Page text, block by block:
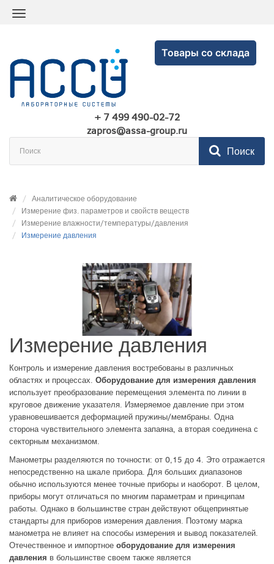
Товары со склада
+ 7 499 490-02-72
zapros@assa-group.ru
Поиск
Аналитическое оборудование
Измерение физ. параметров и свойств веществ
Измерение влажности/температуры/давления
Измерение давления
Измерение давления
Контроль и измерение давления востребованы в различных
областях и процессах. Оборудование для измерения давления
использует преобразование перемещения элемента по линии в
круговое движение указателя. Измеряемое давление при этом
уравновешивается деформацией пружины/мембраны. Одна
сторона чувствительного элемента запаяна, а вторая соединена с
секторным механизмом.
Манометры разделяются по точности: от 0,15 до 4. Это отражается
непосредственно на шкале прибора. Для больших диапазонов
обычно используются менее точные приборы и наоборот. В целом,
приборы могут отличаться по многим параметрам и принципам
работы. Однако в большинстве стран действуют общепринятые
стандарты для приборов измерения давления. Поэтому марка
манометра не влияет на способы измерения и вывод показателей.
Отечественное и импортное оборудование для измерения
давления в большинстве своем также является